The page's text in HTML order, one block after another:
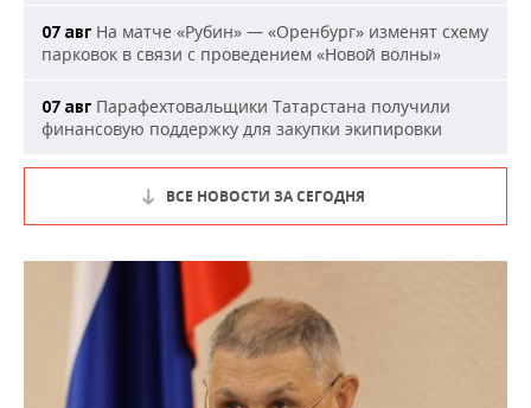
07 авг На матче «Рубин» — «Оренбург» изменят схему
парковок в связи с проведением «Новой волны»
07 авг Парафехтовальщики Татарстана получили
финансовую поддержку для закупки экипировки
ВСЕ НОВОСТИ ЗА СЕГОДНЯ